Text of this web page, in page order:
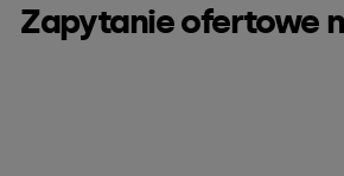
Zapytanie ofertowe